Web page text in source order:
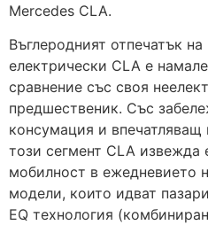
Mercedes CLA.
Въглеродният отпечатък
електрически CLA е
сравнение със своя
предшественик. Със
консумация и впечатляващ
този сегмент CLA извежда
мобилност в ежедневието
модели, които идват
EQ технология